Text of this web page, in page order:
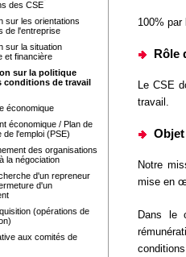
des CSE
sur les orientations
de l'entreprise
sur la situation
et financière
sur la politique
conditions de travail
économique
économique / Plan de
de l'emploi (PSE)
des organisations
la négociation
d'un repreneur
d'un
(opérations de
aux comités de
100% par
Rôle
Le CSE
travail.
Notre
mise en
Dans le